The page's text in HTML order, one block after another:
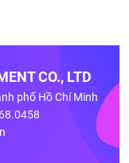
CO., LTD
phố Hồ Chí Minh